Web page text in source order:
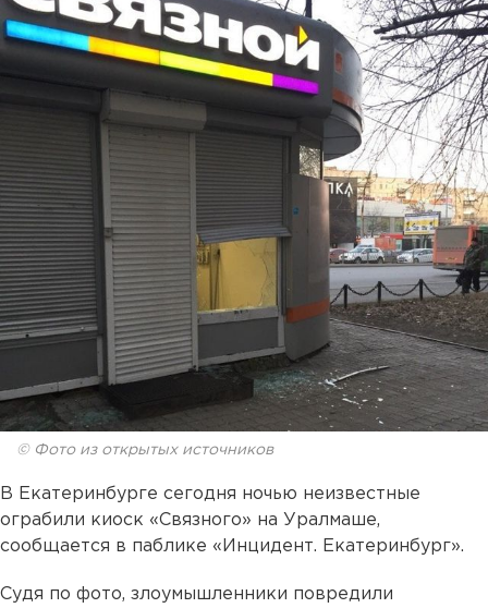
© Фото из открытых источников
В Екатеринбурге сегодня ночью неизвестные
ограбили киоск «Связного» на Уралмаше,
сообщается в паблике «Инцидент. Екатеринбург».
Судя по фото, злоумышленники повредили